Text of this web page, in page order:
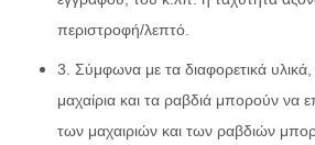
περιστροφή/λεπτό.
3. Σύμφωνα με τα διαφορετικά υλικά,
μαχαίρια και τα ραβδιά μπορούν να
των μαχαιριών και των ραβδιών